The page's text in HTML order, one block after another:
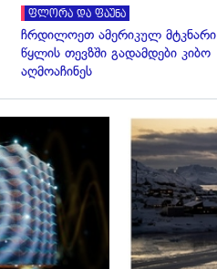
ფლორა და ფაუნა
ჩრდილოეთ ამერიკულ მტკნარი
წყლის თევზში გადამდები კიბო
აღმოაჩინეს
გადახედვა